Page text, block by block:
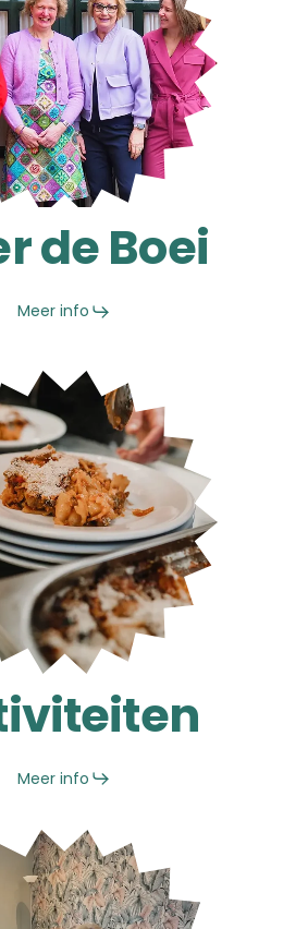
de Boei
Meer info
Meer info